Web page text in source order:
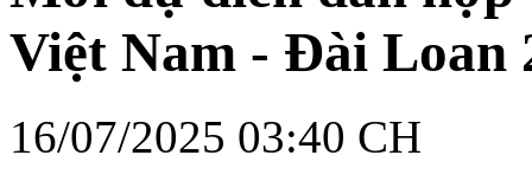
Việt Nam - Đài Loan
16/07/2025 03:40 CH